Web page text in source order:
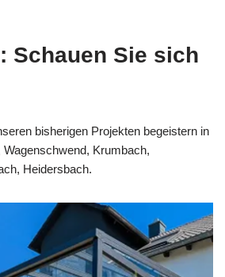
Schauen Sie sich
bisherigen Projekten begeistern in
Krumbach,
Heidersbach.